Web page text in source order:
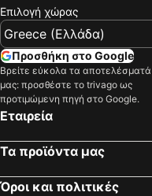
Επιλογή χώρας
Προσθήκη στο Google
Βρείτε εύκολα τα αποτελέσματά
μας: προσθέστε το trivago ως
προτιμώμενη πηγή στο Google.
Εταιρεία
Τα προϊόντα μας
Όροι και πολιτικές